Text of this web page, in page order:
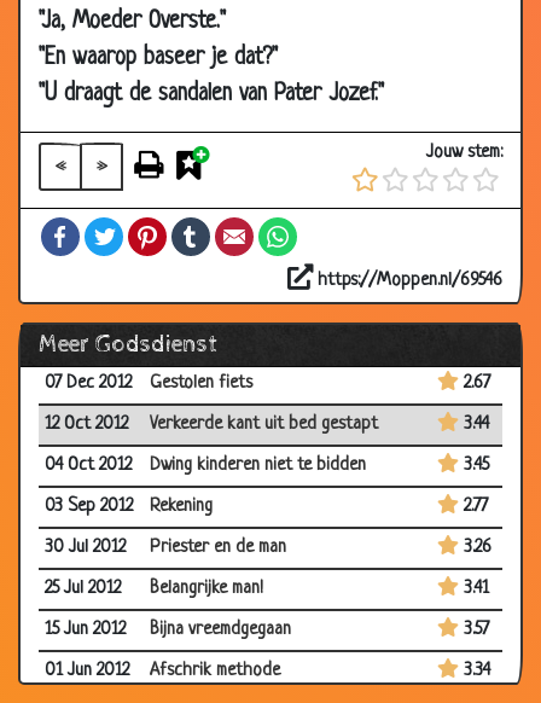
"Ja, Moeder Overste."
"En waarop baseer je dat?"
"U draagt de sandalen van Pater Jozef."
« »
Jouw stem:
FacebookTwitterPinterestTumblrEmail
https://Moppen.nl/69546
Meer Godsdienst
04 Jan 2014
Ziektekosten
25 Oct 2013
Zuster Maria
22 Jul 2013
Het laatste gedicht van Hugo Claus
15 Mar 2013
Trouwen in de hemel
3.26
01 Mar 2013
Jehova's Getuige aan de deur
3.23
22 Feb 2013
Nieuwe Paus
08 Feb 2013
Ziektekostenverzekering
25 Jan 2013
Arthur Davidson
3.46
23 Dec 2012
Kleine gangster
07 Dec 2012
Gestolen fiets
2.67
12 Oct 2012
Verkeerde kant uit bed gestapt
3.44
04 Oct 2012
Dwing kinderen niet te bidden
3.45
03 Sep 2012
Rekening
2.77
30 Jul 2012
Priester en de man
3.26
25 Jul 2012
Belangrijke man!
3.41
15 Jun 2012
Bijna vreemdgegaan
3.57
01 Jun 2012
Afschrik methode
3.34